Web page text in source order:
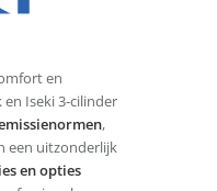
en
Iseki 3-cilinder
,
een uitzonderlijk
en opties